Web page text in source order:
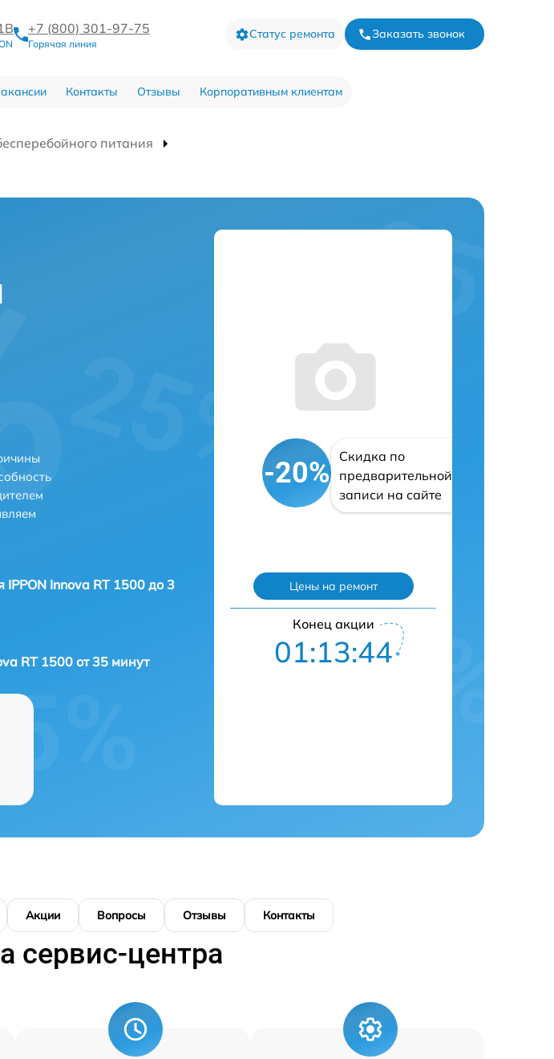
+7 (800) 301-97-75
Горячая линия
Статус ремонта Заказать звонок
Контакты Отзывы Корпоративным клиентам
питания
IPPON Innova RT 1500 до 3
RT 1500 от 35 минут
-20%
Скидка по
предварительной
записи на сайте
Цены на ремонт
Конец акции
01:13:43
Акции Вопросы Отзывы Контакты
сервис-центра